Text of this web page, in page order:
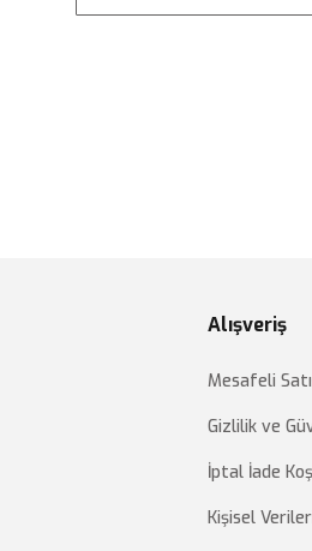
Alışveriş
Mesafeli
Gizlilik ve
İptal İade
Kişisel